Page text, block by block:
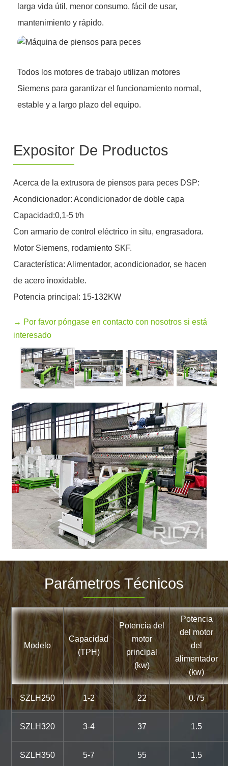
larga vida útil, menor consumo, fácil de usar,
mantenimiento y rápido.
Todos los motores de trabajo utilizan motores
Siemens para garantizar el funcionamiento normal,
estable y a largo plazo del equipo.
Expositor De Productos
Acerca de la extrusora de piensos para peces DSP:
Acondicionador: Acondicionador de doble capa
Capacidad:0,1-5 t/h
Con armario de control eléctrico in situ, engrasadora.
Motor Siemens, rodamiento SKF.
Característica: Alimentador, acondicionador, se hacen
de acero inoxidable.
Potencia principal: 15-132KW
→ Por favor póngase en contacto con nosotros si está
interesado
Parámetros Técnicos
Modelo
Capacidad
(TPH)
Potencia del
motor
principal
(kw)
Potencia
del motor
del
alimentador
(kw)
SZLH250 1-2 22 0.75
SZLH320 3-4 37 1.5
SZLH350 5-7 55 1.5